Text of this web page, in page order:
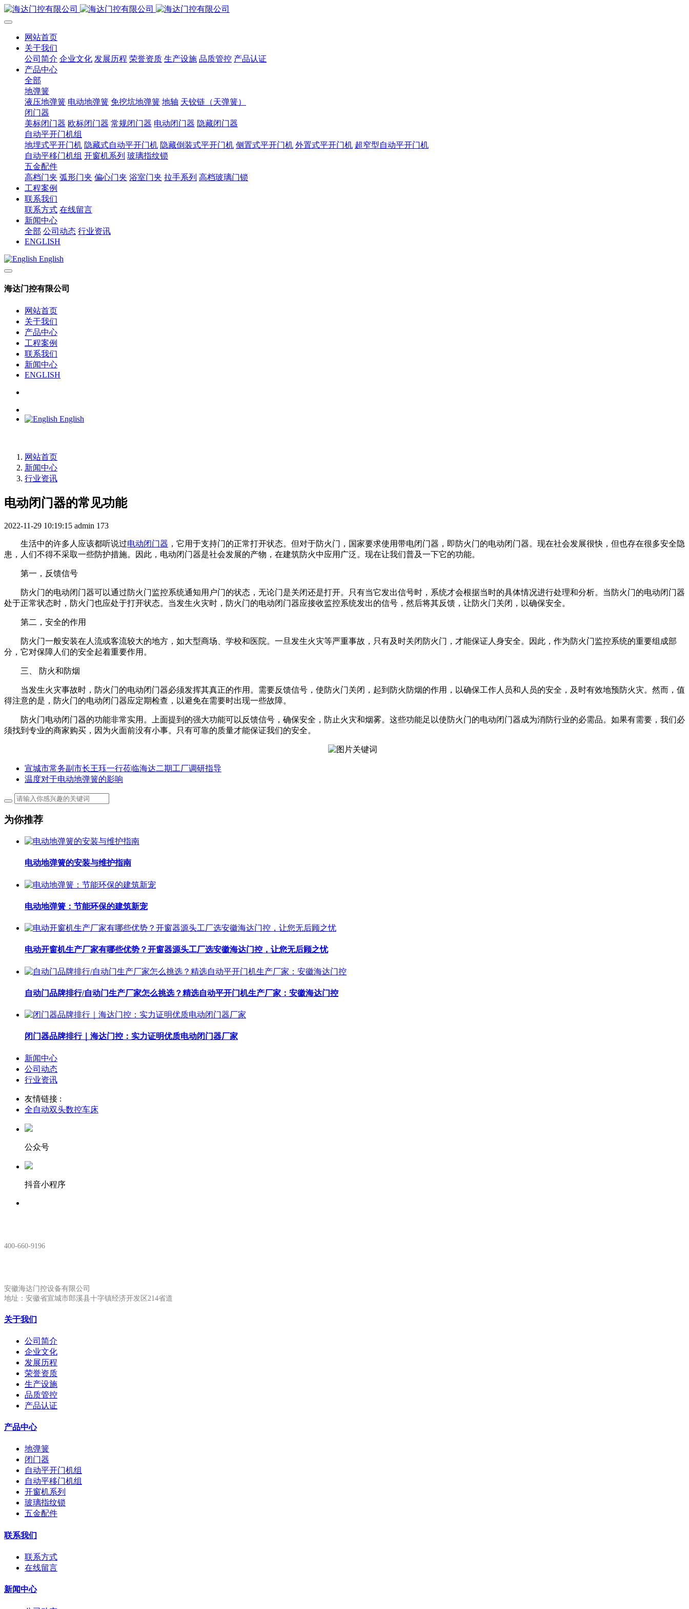
网站首页
关于我们
公司简介 企业文化 发展历程 荣誉资质 生产设施 品质管控 产品认证
产品中心
全部
地弹簧
液压地弹簧 电动地弹簧 免挖坑地弹簧 地轴 天铰链（天弹簧）
闭门器
美标闭门器 欧标闭门器 常规闭门器 电动闭门器 隐藏闭门器
自动平开门机组
地埋式平开门机 隐藏式自动平开门机 隐藏倒装式平开门机 侧置式平开门机 外置式平开门机 超窄型自动平开门机
自动平移门机组 开窗机系列 玻璃指纹锁
五金配件
高档门夹 弧形门夹 偏心门夹 浴室门夹 拉手系列 高档玻璃门锁
工程案例
联系我们
联系方式 在线留言
新闻中心
全部 公司动态 行业资讯
ENGLISH
English
海达门控有限公司
网站首页
关于我们
产品中心
工程案例
联系我们
新闻中心
ENGLISH
English
网站首页
新闻中心
行业资讯
电动闭门器的常见功能
2022-11-29 10:19:15 admin 173
生活中的许多人应该都听说过电动闭门器 ，它用于支持门的正常打开状态。但对于防火门，国家要求使用带电闭门器，即防火门的电动闭门器。现在社会发展很快，但也存在很多安全隐
患，人们不得不采取一些防护措施。因此，电动闭门器是社会发展的产物，在建筑防火中应用广泛。现在让我们普及一下它的功能。
第一，反馈信号
防火门的电动闭门器可以通过防火门监控系统通知用户门的状态，无论门是关闭还是打开。只有当它发出信号时，系统才会根据当时的具体情况进行处理和分析。当防火门的电动闭门器
处于正常状态时，防火门也应处于打开状态。当发生火灾时，防火门的电动闭门器应接收监控系统发出的信号，然后将其反馈，让防火门关闭，以确保安全。
第二，安全的作用
防火门一般安装在人流或客流较大的地方，如大型商场、学校和医院。一旦发生火灾等严重事故，只有及时关闭防火门，才能保证人身安全。因此，作为防火门监控系统的重要组成部
分，它对保障人们的安全起着重要作用。
三、 防火和防烟
当发生火灾事故时，防火门的电动闭门器必须发挥其真正的作用。需要反馈信号，使防火门关闭，起到防火防烟的作用，以确保工作人员和人员的安全，及时有效地预防火灾。然而，值
得注意的是，防火门的电动闭门器应定期检查，以避免在需要时出现一些故障。
防火门电动闭门器的功能非常实用。上面提到的强大功能可以反馈信号，确保安全，防止火灾和烟雾。这些功能足以使防火门的电动闭门器成为消防行业的必需品。如果有需要，我们必
须找到专业的商家购买，因为火面前没有小事。只有可靠的质量才能保证我们的安全。
宣城市常务副市长王珏一行莅临海达二期工厂调研指导
温度对于电动地弹簧的影响
为你推荐
电动地弹簧的安装与维护指南
电动地弹簧：节能环保的建筑新宠
电动开窗机生产厂家有哪些优势？开窗器源头工厂选安徽海达门控，让您无后顾之忧
自动门品牌排行/自动门生产厂家怎么挑选？精选自动平开门机生产厂家：安徽海达门控
闭门器品牌排行｜海达门控：实力证明优质电动闭门器厂家
新闻中心
公司动态
行业资讯
友情链接 :
全自动双头数控车床
公众号
抖音小程序
400-660-9196
安徽海达门控设备有限公司
地址：安徽省宣城市郎溪县十字镇经济开发区214省道
关于我们
公司简介
企业文化
发展历程
荣誉资质
生产设施
品质管控
产品认证
产品中心
地弹簧
闭门器
自动平开门机组
自动平移门机组
开窗机系列
玻璃指纹锁
五金配件
联系我们
联系方式
在线留言
新闻中心